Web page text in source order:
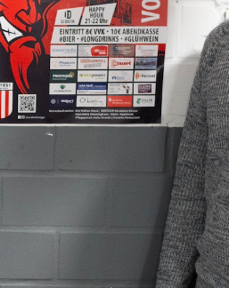
und XMAS Party